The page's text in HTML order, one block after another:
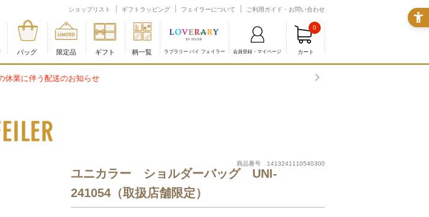
ショップリスト ギフトラッピング フェイラーについて ご利用ガイド・お問い合わせ
バッグ 限定品 ギフト 柄一覧 ラブラリー バイ フェイラー 会員登録・マイページ カート
0
業に伴う配送のお知らせ
商品番号 1413241110540300
ユニカラー ショルダーバッグ UNI-
241054（取扱店舗限定）